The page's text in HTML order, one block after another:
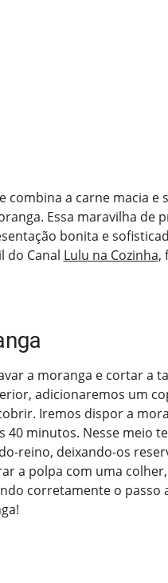
combina a carne macia e
Essa maravilha de
bonita e
do Canal Lulu na Cozinha,
a moranga e cortar a
adicionaremos um
Iremos dispor a
minutos. Nesse meio
reino, deixando-os
a polpa com uma
corretamente o passo